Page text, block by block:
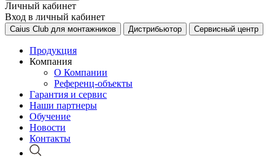
Личный кабинет
Вход в личный кабинет
Caius Club для монтажников Дистрибьютор Сервисный центр
Продукция
Компания
О Компании
Референц-объекты
Гарантия и сервис
Наши партнеры
Обучение
Новости
Контакты